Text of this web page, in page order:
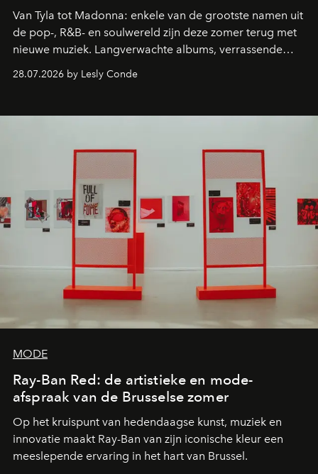
Van Tyla tot Madonna: enkele van de grootste namen uit
de pop-, R&B- en soulwereld zijn deze zomer terug met
nieuwe muziek. Langverwachte albums, verrassende
comebacks en veelbelovende nieuwe projecten: dit zijn
de releases die je niet mag missen.
28.07.2026 by Lesly Conde
MODE
Ray-Ban Red: de artistieke en mode-
afspraak van de Brusselse zomer
Op het kruispunt van hedendaagse kunst, muziek en
innovatie maakt Ray-Ban van zijn iconische kleur een
meeslepende ervaring in het hart van Brussel.